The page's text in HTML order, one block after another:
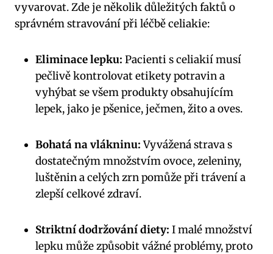
vyvarovat. Zde je několik důležitých faktů o
správném stravování při léčbě celiakie:
Eliminace lepku: Pacienti s celiakií musí
pečlivě kontrolovat etikety potravin a
vyhýbat se všem produkty obsahujícím
lepek, jako je pšenice, ječmen, žito a oves.
Bohatá na vlákninu:Vyvážená strava s
dostatečným množstvím ovoce, zeleniny,
luštěnin a celých zrn pomůže při trávení a
zlepší celkové zdraví.
Striktní dodržování diety: I malé množství
lepku může způsobit vážné problémy, proto